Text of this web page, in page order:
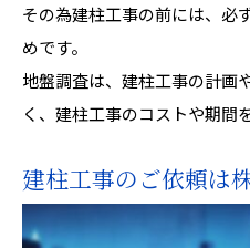
その為建柱工事の前には、必
めです。
地盤調査は、建柱工事の計画
く、建柱工事のコストや期間
建柱工事のご依頼は